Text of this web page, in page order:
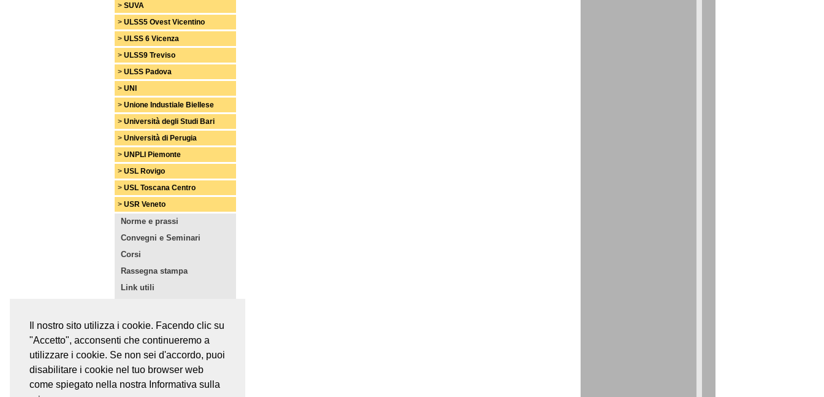
Il nostro sito utilizza i cookie. Facendo clic su
"Accetto", acconsenti che continueremo a
utilizzare i cookie. Se non sei d'accordo, puoi
disabilitare i cookie nel tuo browser web
come spiegato nella nostra Informativa sulla
> SUVA
> ULSS5 Ovest Vicentino
> ULSS 6 Vicenza
> ULSS9 Treviso
> ULSS Padova
> UNI
> Unione Industiale Biellese
> Università degli Studi Bari
> Università di Perugia
> UNPLI Piemonte
> USL Rovigo
> USL Toscana Centro
> USR Veneto
Norme e prassi
Convegni e Seminari
Corsi
Rassegna stampa
Link utili
Foto e curiosità
Curriculum personale
Dicono di noi
Accessi:
3047172